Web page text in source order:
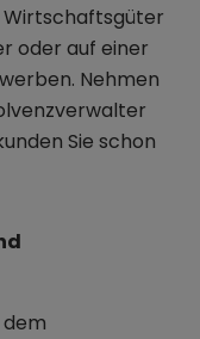
Wirtschaftsgüter
oder auf einer
Nehmen
Sie schon
dem